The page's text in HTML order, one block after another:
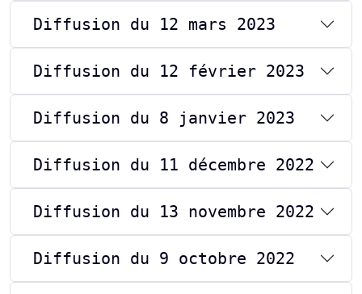
Diffusion du 12 mars 2023
Diffusion du 12 février 2023
Diffusion du 8 janvier 2023
Diffusion du 11 décembre 2022
Diffusion du 13 novembre 2022
Diffusion du 9 octobre 2022